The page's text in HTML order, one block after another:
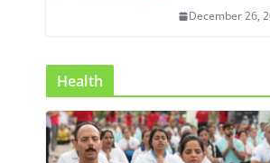
December 26,
Health